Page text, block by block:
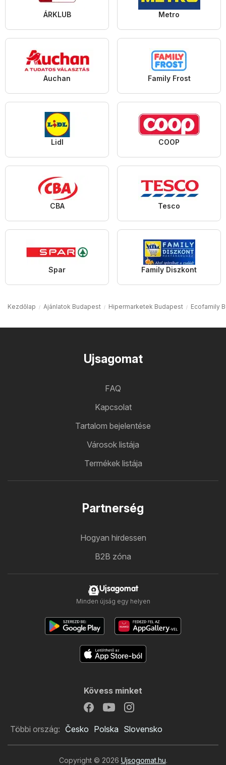
ÁRKLUB Metro
Auchan Family Frost
Lidl COOP
CBA Tesco
Spar Family Diszkont
Kezdőlap Ajánlatok Budapest Hipermarketek Budapest Ecofamily
Ujsagomat
FAQ
Kapcsolat
Tartalom bejelentése
Városok listája
Termékek listája
Partnerség
Hogyan hirdessen
B2B zóna
Ujsagomat
Minden újság egy helyen
Kövess minket
Többi ország: Česko Polska Slovensko
Copyright © 2026 Ujsogomat.hu.